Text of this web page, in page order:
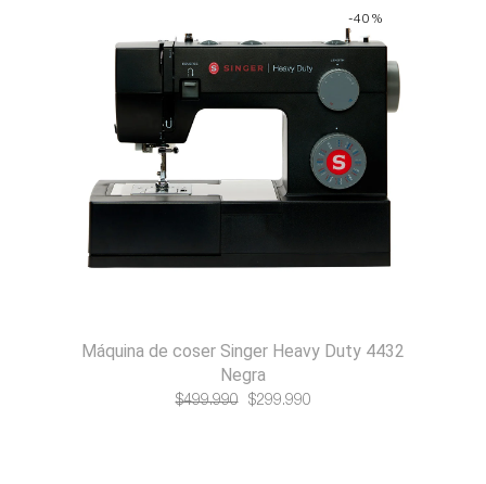
-40%
Máquina de coser Singer Heavy Duty 4432
Negra
$499.990
El
$299.990El